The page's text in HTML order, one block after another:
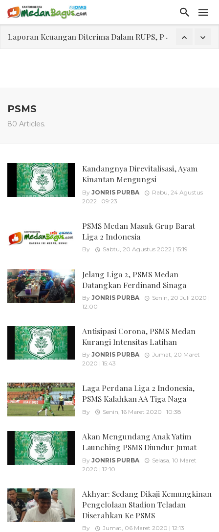
Laporan Keuangan Diterima Dalam RUPS, Pelaporan Hingga Penahanan Mantan Direktur PT GKS Dinilai Rancu
PSMS
80 Articles.
Kandangnya Direvitalisasi, Ayam
Kinantan Mengungsi
By JONRIS PURBA
Rabu, 24 Agustus
2022 | 09:23
PSMS Medan Masuk Grup Barat
Liga 2 Indonesia
By Sabtu, 20 Agustus 2022 | 15:19
Jelang Liga 2, PSMS Medan
Datangkan Ferdinand Sinaga
By JONRIS PURBA
Senin, 20 Juli 2020 |
12:00
Antisipasi Corona, PSMS Medan
Kurangi Intensitas Latihan
By JONRIS PURBA
Jumat, 20 Maret
2020 | 15:43
Laga Perdana Liga 2 Indonesia,
PSMS Kalahkan AA Tiga Naga
By Senin, 16 Maret 2020 | 10:38
Akan Mengundang Anak Yatim
Launching PSMS Diundur Jumat
By JONRIS PURBA
Selasa, 10 Maret
2020 | 12:10
Akhyar: Sedang Dikaji Kemungkinan
Pengelolaan Stadion Teladan
Diserahkan Ke PSMS
By Jumat, 06 Maret 2020 | 12:13